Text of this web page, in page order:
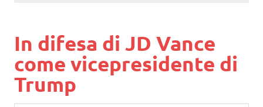
In difesa di JD Vance
come vicepresidente di
Trump